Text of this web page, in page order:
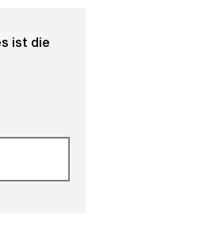
ist die